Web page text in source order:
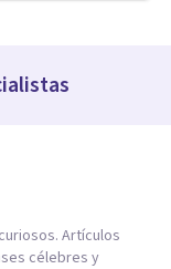
Artículos
célebres y